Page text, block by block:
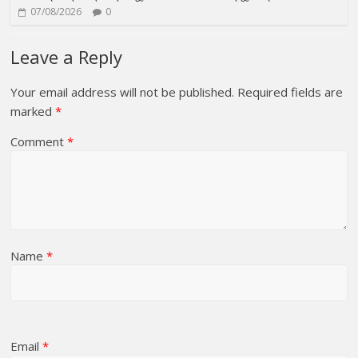
07/08/2026 0
Leave a Reply
Your email address will not be published. Required fields are
marked*
Comment*
Name*
Email*